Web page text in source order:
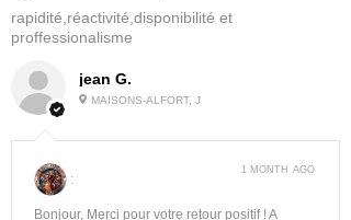
jean G.
MAISONS-ALFORT, J
rapidité,réactivité,disponibilité et
proffessionalisme
:
Bonjour, Merci pour votre retour positif ! A
1 MONTH AGO